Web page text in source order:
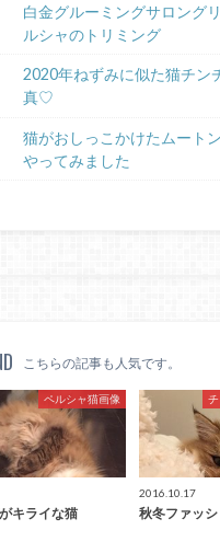
白金グルーミングサロング
ルシャのトリミング
2020年ねずみに似た猫チン
真♡
猫がおしっこかけたムート
やってみました
こちらの記事も人気です。
ペルシャ猫画像
キライな猫
2016.10.17
秋冬ファッ